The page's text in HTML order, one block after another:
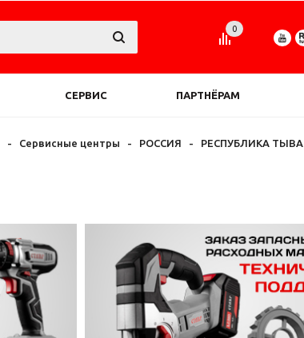
0
СЕРВИС ПАРТНЁРАМ
- Сервисные центры - РОССИЯ - РЕСПУБЛИКА ТЫВА